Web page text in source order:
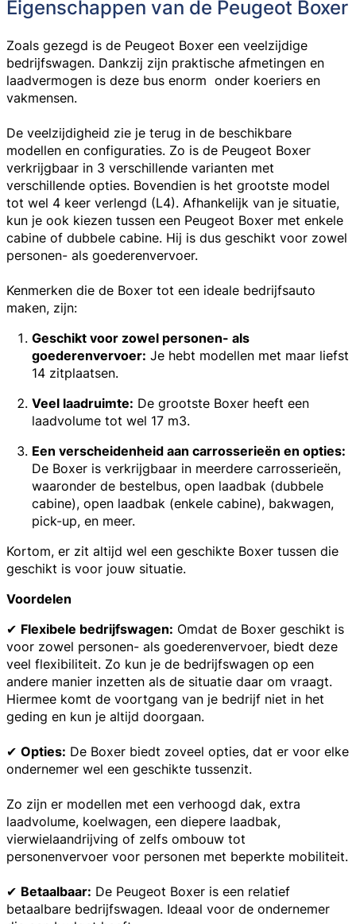
Eigenschappen van de Peugeot Boxer
Zoals gezegd is de Peugeot Boxer een veelzijdige
bedrijfswagen. Dankzij zijn praktische afmetingen en
laadvermogen is deze bus enorm onder koeriers en
vakmensen.
De veelzijdigheid zie je terug in de beschikbare
modellen en configuraties. Zo is de Peugeot Boxer
verkrijgbaar in 3 verschillende varianten met
verschillende opties. Bovendien is het grootste model
tot wel 4 keer verlengd (L4). Afhankelijk van je situatie,
kun je ook kiezen tussen een Peugeot Boxer met enkele
cabine of dubbele cabine. Hij is dus geschikt voor zowel
personen- als goederenvervoer.
Kenmerken die de Boxer tot een ideale bedrijfsauto
maken, zijn:
Geschikt voor zowel personen- als
goederenvervoer: Je hebt modellen met maar liefst
14 zitplaatsen.
Veel laadruimte: De grootste Boxer heeft een
laadvolume tot wel 17 m3.
Een verscheidenheid aan carrosserieën en opties:
De Boxer is verkrijgbaar in meerdere carrosserieën,
waaronder de bestelbus, open laadbak (dubbele
cabine), open laadbak (enkele cabine), bakwagen,
pick-up, en meer.
Kortom, er zit altijd wel een geschikte Boxer tussen die
geschikt is voor jouw situatie.
Voordelen
✔ Flexibele bedrijfswagen: Omdat de Boxer geschikt is
voor zowel personen- als goederenvervoer, biedt deze
veel flexibiliteit. Zo kun je de bedrijfswagen op een
andere manier inzetten als de situatie daar om vraagt.
Hiermee komt de voortgang van je bedrijf niet in het
geding en kun je altijd doorgaan.
✔ Opties: De Boxer biedt zoveel opties, dat er voor elke
ondernemer wel een geschikte tussenzit.
Zo zijn er modellen met een verhoogd dak, extra
laadvolume, koelwagen, een diepere laadbak,
vierwielaandrijving of zelfs ombouw tot
personenvervoer voor personen met beperkte mobiliteit.
✔ Betaalbaar: De Peugeot Boxer is een relatief
betaalbare bedrijfswagen. Ideaal voor de ondernemer